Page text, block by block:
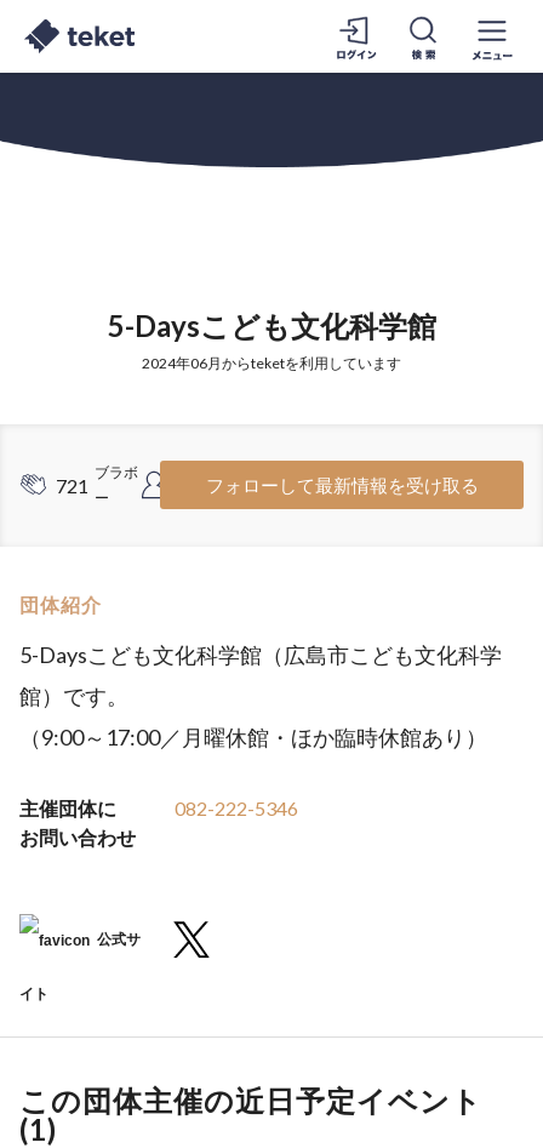
5-Daysこども文化科学館
2024年06月からteketを利用しています
721
ブラボ
ー
693
ワー
フォローして最新情報を受け取る
団体紹介
5-Daysこども文化科学館（広島市こども文化科学
館）です。
（9:00～17:00／月曜休館・ほか臨時休館あり）
主催団体に
お問い合わせ
082-222-5346
公式サ
イト
この団体主催の近日予定イベント
(1)